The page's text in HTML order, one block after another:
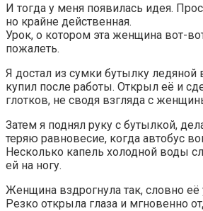
И тогда у меня появилась идея.
но крайне действенная.
Урок, о котором эта женщина вот-
пожалеть.
Я достал из сумки бутылку
купил после работы. Открыл её и
глотков, не сводя взгляда с
Затем я поднял руку с бутылкой,
теряю равновесие, когда автобус
Несколько капель холодной воды
ей на ногу.
Женщина вздрогнула так, словно её
Резко открыла глаза и мгновенно